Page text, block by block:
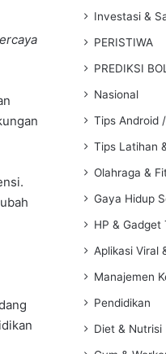
Investasi &
PERISTIWA
PREDIKSI
Nasional
Tips Android
Tips Latihan
Olahraga &
Gaya Hidup
HP & Gadget
Aplikasi Viral
Manajemen
Pendidikan
Diet & Nutrisi